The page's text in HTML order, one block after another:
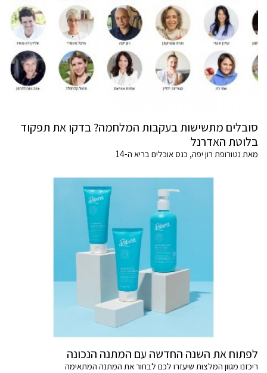
סובלים מתשישות בעקבות המלחמה? בדקו את תפקוד
בלוטת האדרנל
מאת נטורופת רון יפה, כנס אוכלים בריא ה-14
לפתוח את השנה החדשה עם המתנה הנכונה
ריכזנו מגוון המלצות שיעזרו לכם לבחור את המתנה המתאימה